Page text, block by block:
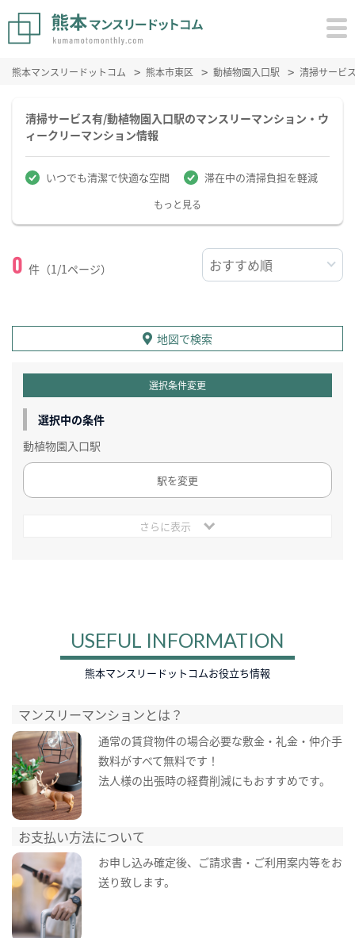
熊本マンスリードットコム 熊本市東区 動植物園入口駅 清掃サービ
清掃サービス有/動植物園入口駅のマンスリーマンション・ウ
ィークリーマンション情報
いつでも清潔で快適な空間 滞在中の清掃負担を軽減
もっと見る
0 件（1/1ページ）
地図で検索
選択条件変更
選択中の条件
動植物園入口駅
駅を変更
さらに表示
USEFUL INFORMATION
熊本マンスリードットコムお役立ち情報
マンスリーマンションとは？
通常の賃貸物件の場合必要な敷金・礼金・仲介手
数料がすべて無料です！
法人様の出張時の経費削減にもおすすめです。
お支払い方法について
お申し込み確定後、ご請求書・ご利用案内等をお
送り致します。